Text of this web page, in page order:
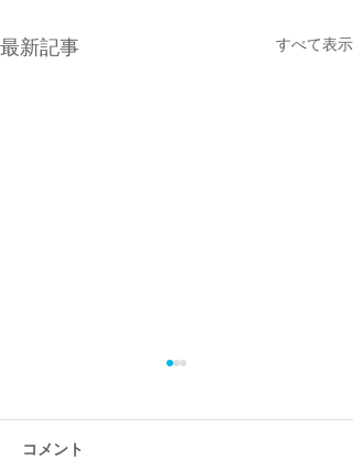
最新記事 すべて表示
コメント